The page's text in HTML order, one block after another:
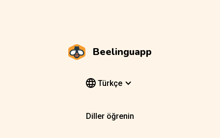
Beelinguapp
Türkçe
Diller öğrenin